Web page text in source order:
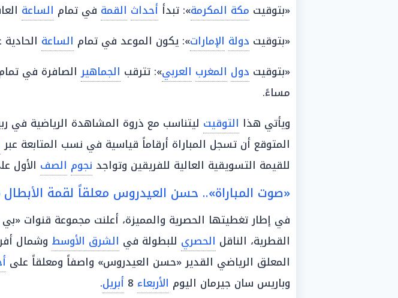
«بتوقيت مكة المكرمة»: تبدأ أحداث القمة في تمام الساعة
«بتوقيت دولة الإمارات»: يكون الموعد في تمام الساعة
«بتوقيت دول المغرب العربي»: تترقب الجماهيرالصافرة في
مساءً.
ويأتي هذا التوقيت
المتوقع أن تسجل المباراة أرقاماً قياسية في نسب المتابعة عبر
للقيمة التسويقية العالية للفريقين وتواجد نجوم الصف الأول
«صوت المباراة».. حسن العيدروس معلقاً لقمة الأبطال 2026
في إطار تغطيتها الحصرية والمميزة، أعلنت مجموعة قنوات
القطرية، الناقل الحصري للبطولة في الشرق الأوسط وشمال
المعلق الرياضي القدير «حسن العيدروس» واصفاً ومعلقاً على
وباريس سان جيرمان اليوم الأربعاء أبريل.